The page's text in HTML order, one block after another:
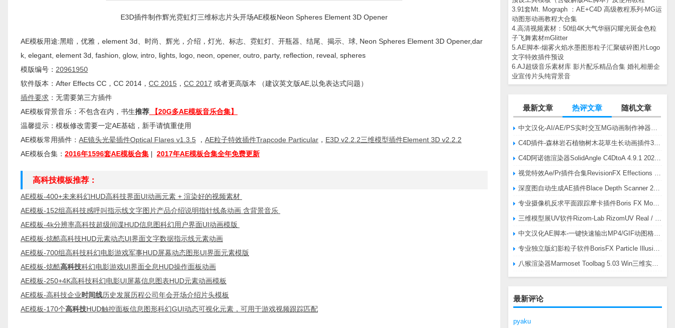
3.91套Mt. Mograph ：AE+C4D 高级教程系列-MG运
动图形动画教程大合集
4.高清视频素材：50组4K大气华丽闪耀光斑金色粒
子飞舞素材mGlitter
5.AE脚本-烟雾火焰水墨图形粒子汇聚破碎图片Logo
文字特效插件预设
6.AJ超级音乐素材库 影片配乐精品合集 婚礼相册企
业宣传片头纯背景音
最新文章 热评文章 随机文章
最新评论
pyaku
E3D插件制作辉光霓虹灯三维标志片头开场AE模板Neon Spheres Element 3D Opener
AE模板用途:黑暗，优雅，element 3d、时尚、辉光，介绍，灯光、标志、霓虹灯、开瓶器、结尾、揭示、球, Neon Spheres Element 3D Opener,dar
k, elegant, element 3d, fashion, glow, intro, lights, logo, neon, opener, outro, party, reflection, reveal, spheres
模版编号： 20961950
软件版本： After Effects CC ，CC 2014， CC 2015 ， CC 2017 或者更高版本 （建议英文版AE,以免表达式问题）
插件要求 ：无需要第三方插件
AE模板背景音乐：不包含在内，书生推荐 【20G多AE模板音乐合集】
温馨提示：模板修改需要一定AE基础，新手请慎重使用
AE模板常用插件： AE镜头光晕插件Optical Flares v1.3.5 ， AE粒子特效插件Trapcode Particular ， E3D v2.2.2三维模型插件Element 3D v2.2.2
AE模板合集： 2016年1596套AE模板合集 | 2017年AE模板合集全年免费更新
高科技模板推荐：
AE模板-400+未来科幻HUD高科技界面UI动画元素 + 渲染好的视频素材
AE模板-152组高科技感呼叫指示线文字图片产品介绍说明指针线条动画 含背景音乐
AE模板-4k分辨率高科技超级间谍HUD信息图科幻用户界面UI动画模版
AE模板-炫酷高科技HUD元素动态UI界面文字数据指示线元素动画
AE模板-700组高科技科幻电影游戏军事HUD屏幕动态图形UI界面元素模版
AE模板-炫酷高科技科幻电影游戏UI界面全息HUD操作面板动画
AE模板-250+4K高科技科幻电影UI屏幕信息图表HUD元素动画模板
AE模板-高科技企业时间线历史发展历程公司年会开场介绍片头模板
AE模板-170个高科技HUD触控面板信息图形科幻GUI动态可视化元素，可用于游戏视频跟踪匹配